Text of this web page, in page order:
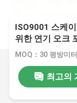
ISO9001 스케
위한 연기 오크
MOQ：30 평방미터
최고의